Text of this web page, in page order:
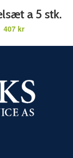
a 5 stk.
kr